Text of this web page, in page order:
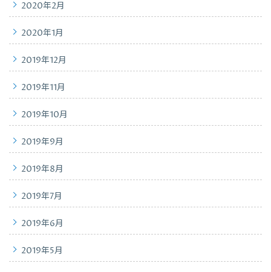
2020年2月
2020年1月
2019年12月
2019年11月
2019年10月
2019年9月
2019年8月
2019年7月
2019年6月
2019年5月